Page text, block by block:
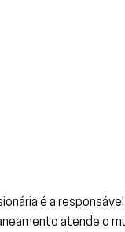
é a
atende o